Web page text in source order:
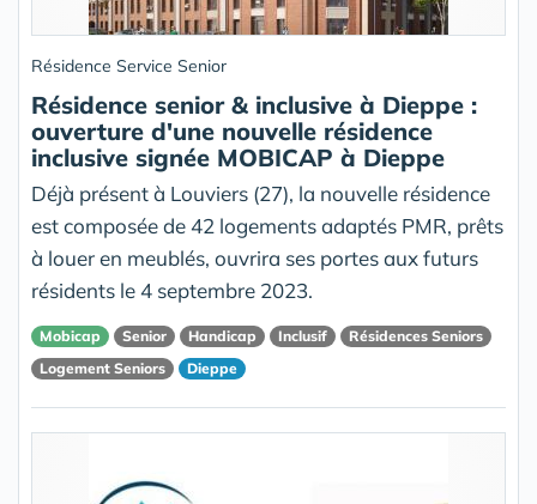
Résidence Service Senior
Résidence senior & inclusive à Dieppe :
ouverture d'une nouvelle résidence
inclusive signée MOBICAP à Dieppe
Déjà présent à Louviers (27), la nouvelle résidence
est composée de 42 logements adaptés PMR, prêts
à louer en meublés, ouvrira ses portes aux futurs
résidents le 4 septembre 2023.
Mobicap Senior Handicap Inclusif
Résidences Seniors
Logement Seniors
Dieppe